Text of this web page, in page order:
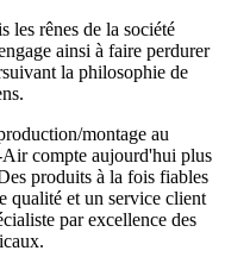
les rênes de la société
ainsi à faire perdurer
la philosophie de
montage au
compte aujourd'hui plus
produits à la fois fiables
qualité et un service client
par excellence des